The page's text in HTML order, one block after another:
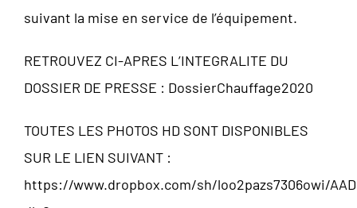
suivant la mise en service de l’équipement.
RETROUVEZ CI-APRES L’INTEGRALITE DU
DOSSIER DE PRESSE : DossierChauffage2020
TOUTES LES PHOTOS HD SONT DISPONIBLES
SUR LE LIEN SUIVANT :
https://www.dropbox.com/sh/loo2pazs7306owi/